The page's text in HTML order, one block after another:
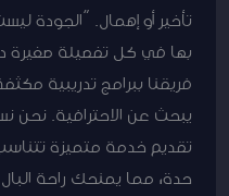
تأخير أو إهمال. “الجودة
بها في كل تفصيلة صغيرة
فريقنا ببرامج تدريبية
يبحث عن الاحترافية. نحن
تقديم خدمة متميزة
حدة، مما يمنحك راحة